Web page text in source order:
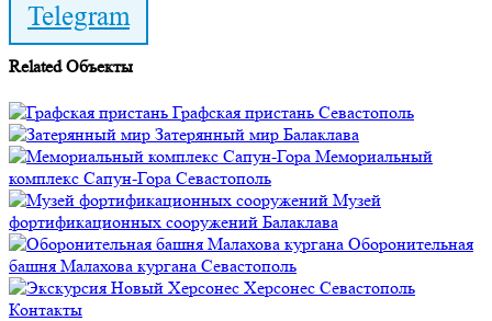
Telegram
RelatedОбъекты
Графская пристань Севастополь
Затерянный мир Балаклава
Мемориальный
комплекс Сапун-Гора Севастополь
Музей
фортификационных сооружений Балаклава
Оборонительная
башня Малахова кургана Севастополь
Херсонес Севастополь
Контакты